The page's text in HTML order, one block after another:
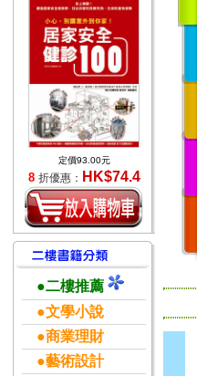
定價93.00元
8 折優惠： HK$74.4
●二樓推薦
●文學小說
●商業理財
●藝術設計